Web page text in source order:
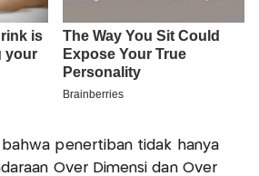
bahwa penertiban tidak hanya
Over Dimensi dan Over